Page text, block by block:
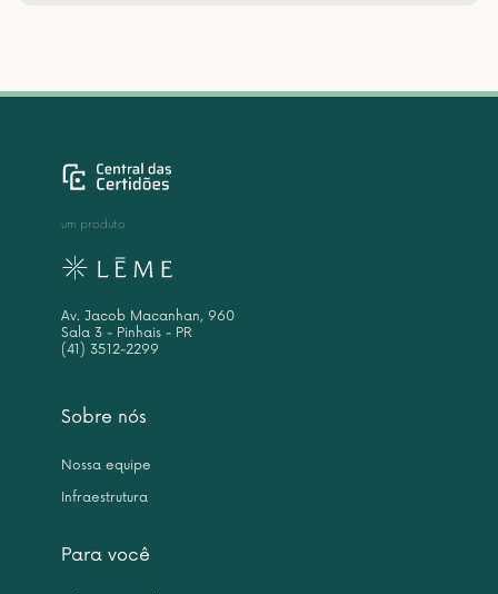
Sobre nós
Nossa equipe
Infraestrutura
Para você
um produto
Av. Jacob Macanhan, 960
Sala 3 - Pinhais - PR
(41) 3512-2299